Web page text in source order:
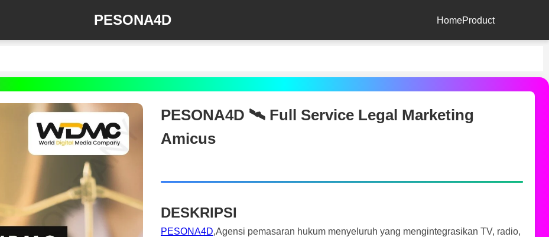
PESONA4D HomeProduct
PESONA4D 🛰️‍ Full Service Legal Marketing
Amicus
DESKRIPSI
PESONA4D,Agensi pemasaran hukum menyeluruh yang mengintegrasikan TV, radio,